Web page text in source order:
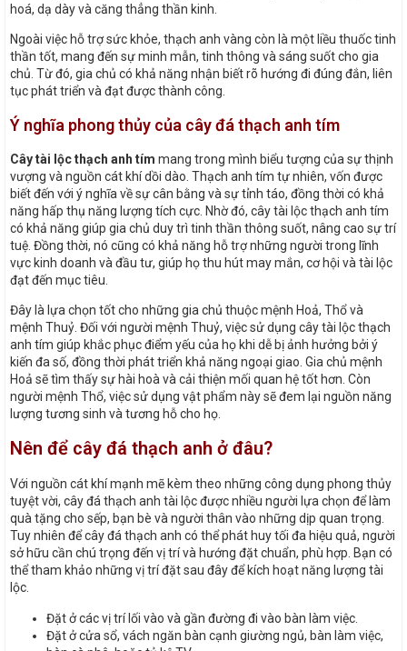
hoá, dạ dày và căng thẳng thần kinh.
Ngoài việc hỗ trợ sức khỏe, thạch anh vàng còn là một liều thuốc tinh
thần tốt, mang đến sự minh mẫn, tinh thông và sáng suốt cho gia
chủ. Từ đó, gia chủ có khả năng nhận biết rõ hướng đi đúng đắn, liên
tục phát triển và đạt được thành công.
Ý nghĩa phong thủy của cây đá thạch anh tím
Cây tài lộc thạch anh tím mang trong mình biểu tượng của sự thịnh
vượng và nguồn cát khí dồi dào. Thạch anh tím tự nhiên, vốn được
biết đến với ý nghĩa về sự cân bằng và sự tỉnh táo, đồng thời có khả
năng hấp thụ năng lượng tích cực. Nhờ đó, cây tài lộc thạch anh tím
có khả năng giúp gia chủ duy trì tinh thần thông suốt, nâng cao sự trí
tuệ. Đồng thời, nó cũng có khả năng hỗ trợ những người trong lĩnh
vực kinh doanh và đầu tư, giúp họ thu hút may mắn, cơ hội và tài lộc
đạt đến mục tiêu.
Đây là lựa chọn tốt cho những gia chủ thuộc mệnh Hoả, Thổ và
mệnh Thuỷ. Đối với người mệnh Thuỷ, việc sử dụng cây tài lộc thạch
anh tím giúp khắc phục điểm yếu của họ khi dễ bị ảnh hưởng bởi ý
kiến đa số, đồng thời phát triển khả năng ngoại giao. Gia chủ mệnh
Hoả sẽ tìm thấy sự hài hoà và cải thiện mối quan hệ tốt hơn. Còn
người mệnh Thổ, việc sử dụng vật phẩm này sẽ đem lại nguồn năng
lượng tương sinh và tương hỗ cho họ.
Nên để cây đá thạch anh ở đâu?
Với nguồn cát khí mạnh mẽ kèm theo những công dụng phong thủy
tuyệt vời, cây đá thạch anh tài lộc được nhiều người lựa chọn để làm
quà tặng cho sếp, bạn bè và người thân vào những dịp quan trọng.
Tuy nhiên để cây đá thạch anh có thể phát huy tối đa hiệu quả, người
sở hữu cần chú trọng đến vị trí và hướng đặt chuẩn, phù hợp. Bạn có
thể tham khảo những vị trí đặt sau đây để kích hoạt năng lượng tài
lộc.
Đặt ở các vị trí lối vào và gần đường đi vào bàn làm việc.
Đặt ở cửa sổ, vách ngăn bàn cạnh giường ngủ, bàn làm việc,